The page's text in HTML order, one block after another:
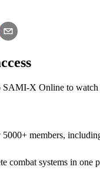
SAMI-X Online to watch
5000+ members,
combat systems in one